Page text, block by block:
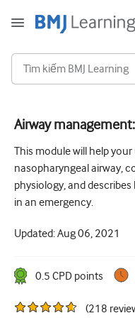
Cấp tính và khẩn cấp
Dị ứng
Tim
Chăm sóc người lớn tuổi
Chăm sóc tích cực/Hồi
Da liễu
Airway
This module will help
nasopharyngeal airway,
physiology, and
in an emergency.
Updated:Aug 06, 2021
0.5 CPD points
(218